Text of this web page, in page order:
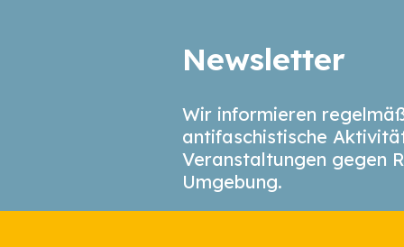
Newsletter
Wir informieren
antifaschistische
Veranstaltungen gegen
Umgebung.